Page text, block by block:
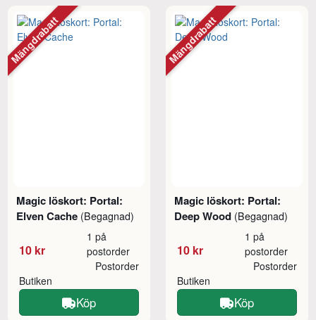
Magic löskort: Portal:
Elven Cache (Begagnad)
10 kr
1 på
postorder
Butiken
Postorder
Köp
Mängdrabatt
Magic löskort: Portal:
Deep Wood (Begagnad)
10 kr
1 på
postorder
Butiken
Postorder
Köp
Mängdrabatt